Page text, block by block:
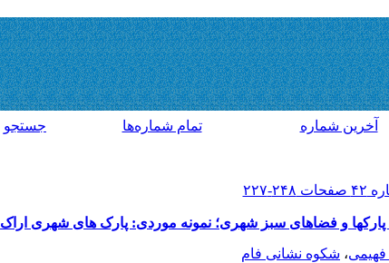
آخرين شماره تمام شماره‌ها جستجو
و فضاهای سبز شهری؛ نمونه موردی: پارک های شهری اراک
فهیمی، شکوه نشانی فام